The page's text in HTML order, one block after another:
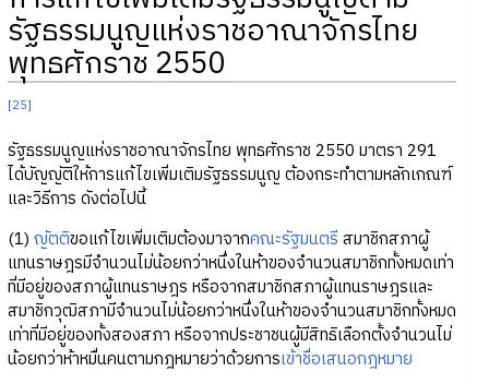
รัฐธรรมนูญแห่งราชอาณาจักรไทย
พุทธศักราช 2550
[25]
รัฐธรรมนูญแห่งราชอาณาจักรไทย พุทธศักราช 2550 มาตรา 291
ได้บัญญัติให้การแก้ไขเพิ่มเติมรัฐธรรมนูญ ต้องกระทำตามหลักเกณฑ์
และวิธีการ ดังต่อไปนี้
(1) ญัตติขอแก้ไขเพิ่มเติมต้องมาจากคณะรัฐมนตรี สมาชิกสภาผู้
แทนราษฎรมีจำนวนไม่น้อยกว่าหนึ่งในห้าของจำนวนสมาชิกทั้งหมดเท่า
ที่มีอยู่ของสภาผู้แทนราษฎร หรือจากสมาชิกสภาผู้แทนราษฎรและ
สมาชิกวุฒิสภามีจำนวนไม่น้อยกว่าหนึ่งในห้าของจำนวนสมาชิกทั้งหมด
เท่าที่มีอยู่ของทั้งสองสภา หรือจากประชาชนผู้มีสิทธิเลือกตั้งจำนวนไม่
น้อยกว่าห้าหมื่นคนตามกฎหมายว่าด้วยการเข้าชื่อเสนอกฎหมาย